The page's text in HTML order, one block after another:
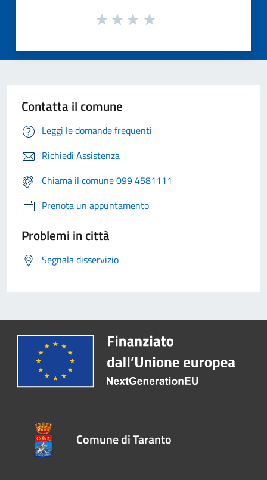
Contatta il comune
Leggi le domande frequenti
Richiedi Assistenza
Chiama il comune 099 4581111
Prenota un appuntamento
Problemi in città
Segnala disservizio
Comune di Taranto